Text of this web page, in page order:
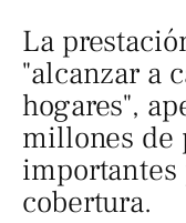
La
"alcanzar a
hogares",
millones de
importantes
cobertura.